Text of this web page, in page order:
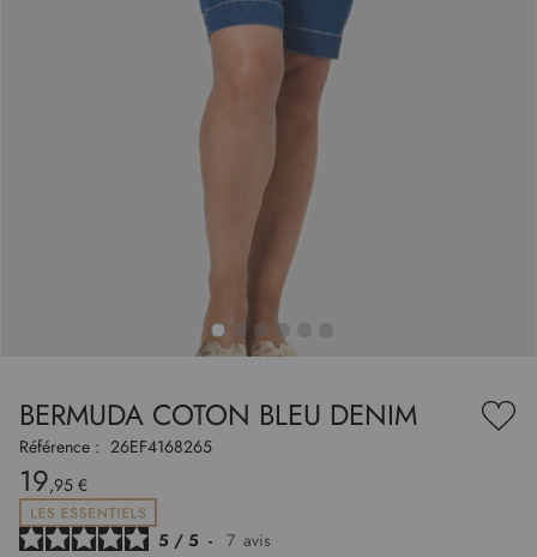
BERMUDA COTON BLEU DENIM
à
Référence : 26EF4168265
19,95 €
5 / 5 - 7 avis